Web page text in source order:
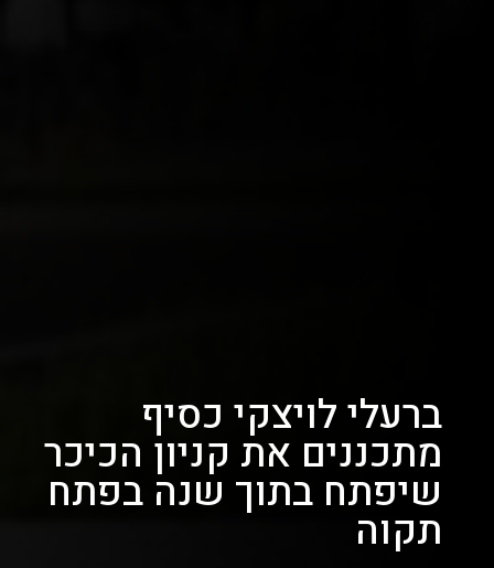
ברעלי לויצקי כסיף
מתכננים את קניון הכיכר
שיפתח בתוך שנה בפתח
תקוה